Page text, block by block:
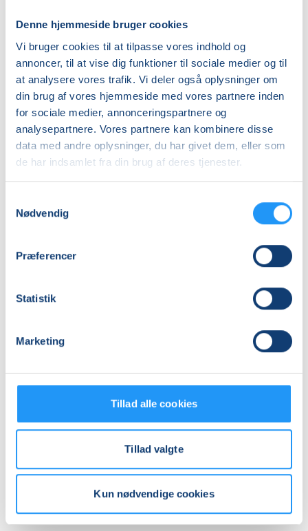
Denne hjemmeside bruger cookies
Vi bruger cookies til at tilpasse vores indhold og
annoncer, til at vise dig funktioner til sociale medier og til
at analysere vores trafik. Vi deler også oplysninger om
din brug af vores hjemmeside med vores partnere inden
for sociale medier, annonceringspartnere og
analysepartnere. Vores partnere kan kombinere disse
data med andre oplysninger, du har givet dem, eller som
de har indsamlet fra din brug af deres tjenester.
Nødvendig
Præferencer
Statistik
Marketing
Tillad alle cookies
Tillad valgte
Kun nødvendige cookies
DKK 670,00
Info
Nummer
262108
Første mødegang
Sidste mødegang
Antal mødegange
Adresse
Se på kort
Praktiske oplysninger